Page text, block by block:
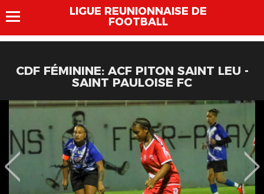
LIGUE REUNIONNAISE DE
FOOTBALL
CDF FÉMININE: ACF PITON SAINT LEU -
SAINT PAULOISE FC